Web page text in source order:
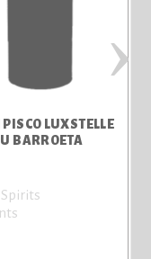
LUXSTELLE
BARROETA
›